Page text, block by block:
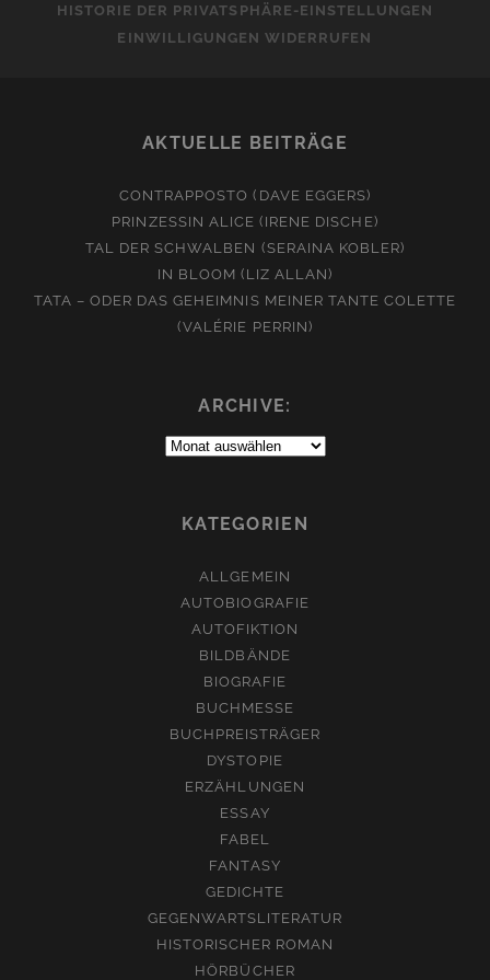
HISTORIE DER PRIVATSPHÄRE-EINSTELLUNGEN
EINWILLIGUNGEN WIDERRUFEN
AKTUELLE BEITRÄGE
CONTRAPPOSTO (DAVE EGGERS)
PRINZESSIN ALICE (IRENE DISCHE)
TAL DER SCHWALBEN (SERAINA KOBLER)
IN BLOOM (LIZ ALLAN)
TATA – ODER DAS GEHEIMNIS MEINER TANTE COLETTE
(VALÉRIE PERRIN)
ARCHIVE:
Archive:
KATEGORIEN
ALLGEMEIN
AUTOBIOGRAFIE
AUTOFIKTION
BILDBÄNDE
BIOGRAFIE
BUCHMESSE
BUCHPREISTRÄGER
DYSTOPIE
ERZÄHLUNGEN
ESSAY
FABEL
FANTASY
GEDICHTE
GEGENWARTSLITERATUR
HISTORISCHER ROMAN
HÖRBÜCHER